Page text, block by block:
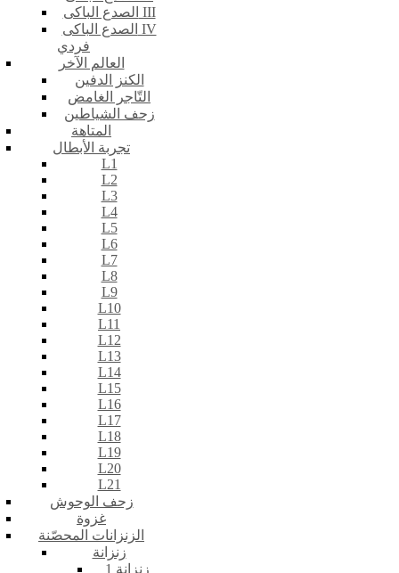
الصدع الباكى III
الصدع الباكى IV
فردي
العالم الآخر
الكنز الدفين
التّاجر الغامض
زحف الشياطين
المتاهة
تجربة الأبطال
L1
L2
L3
L4
L5
L6
L7
L8
L9
L10
L11
L12
L13
L14
L15
L16
L17
L18
L19
L20
L21
زحف الوحوش
غزوة
الزنزانات المحصّنة
زنزانة
زنزانة 1